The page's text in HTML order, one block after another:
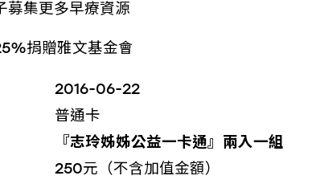
募集更多早療資源
捐贈雅文基金會
2016-06-22
普通卡
『志玲姊姊公益一卡通』兩入一組
250元（不含加值金額）